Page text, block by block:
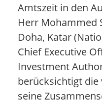
Amtszeit in den
Herr Mohammed
Doha, Katar
Chief Executive
Investment
berücksichtigt
seine